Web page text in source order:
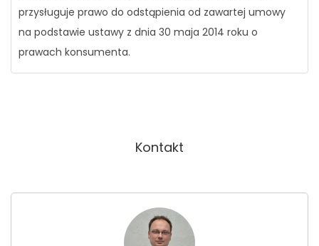
przysługuje prawo do odstąpienia od zawartej umowy
na podstawie ustawy z dnia 30 maja 2014 roku o
prawach konsumenta.
Kontakt